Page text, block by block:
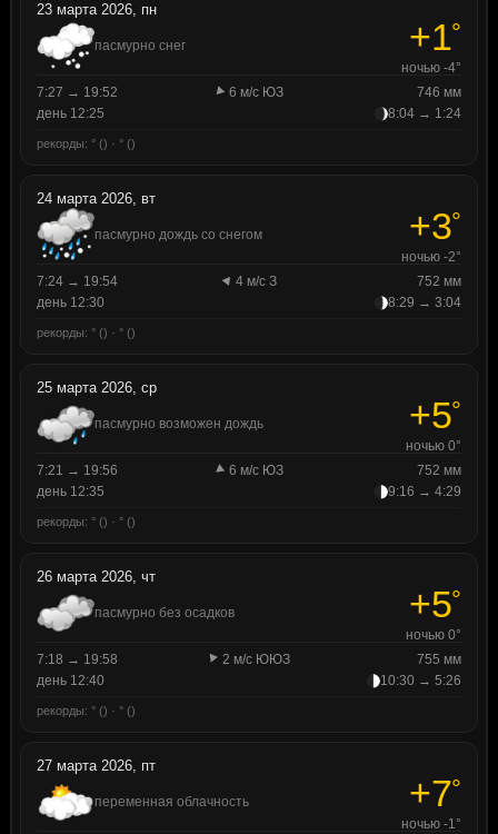
23 марта 2026, пн
пасмурно снег +1°
ночью -4°
7:27 → 19:52
6 м/с ЮЗ
746 мм
день 12:25
8:04 → 1:24
рекорды: ° () · ° ()
24 марта 2026, вт
пасмурно дождь со снегом +3°
ночью -2°
7:24 → 19:54
4 м/с З
752 мм
день 12:30
8:29 → 3:04
рекорды: ° () · ° ()
25 марта 2026, ср
пасмурно возможен дождь +5°
ночью 0°
7:21 → 19:56
6 м/с ЮЗ
752 мм
день 12:35
9:16 → 4:29
рекорды: ° () · ° ()
26 марта 2026, чт
пасмурно без осадков +5°
ночью 0°
7:18 → 19:58
2 м/с ЮЮЗ
755 мм
день 12:40
10:30 → 5:26
рекорды: ° () · ° ()
27 марта 2026, пт
переменная облачность +7°
ночью -1°